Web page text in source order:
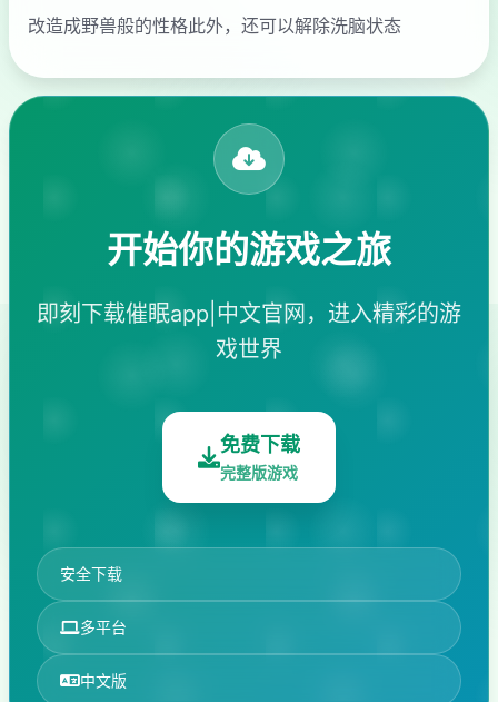
改造成野兽般的性格此外，还可以解除洗脑状态
开始你的游戏之旅
即刻下载催眠app|中文官网，进入精彩的游
戏世界
免费下载
完整版游戏
安全下载
多平台
中文版